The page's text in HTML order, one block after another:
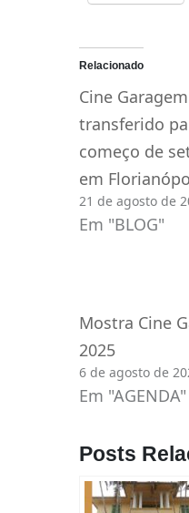
Relacionado
Cine
transferido
começo de
em
21 de agosto de
Em "BLOG"
Mostra Cine
2025
6 de agosto de
Em "AGENDA"
Posts